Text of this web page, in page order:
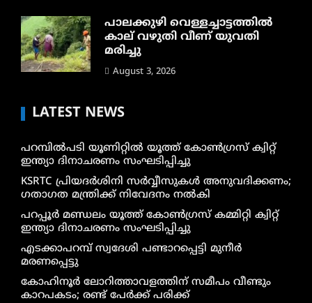
പാലക്കുഴി വെള്ളച്ചാട്ടത്തില്‍
കാല് വഴുതി വീണ് യുവതി
മരിച്ചു
August 3, 2026
LATEST NEWS
പറമ്പിൽപടി യൂണിറ്റിൽ യൂത്ത് കോൺഗ്രസ് ക്വിറ്റ്
ഇന്ത്യാ ദിനാചരണം സംഘടിപ്പിച്ചു
KSRTC പ്രിയദർശിനി സർവ്വീസുകൾ അനുവദിക്കണം;
ഗതാഗത മന്ത്രിക്ക് നിവേദനം നൽകി
പറപ്പൂർ മണ്ഡലം യൂത്ത് കോൺഗ്രസ് കമ്മിറ്റി ക്വിറ്റ്
ഇന്ത്യാ ദിനാചരണം സംഘടിപ്പിച്ചു
എടക്കാപറമ്പ് സ്വദേശി പണ്ടാറപ്പെട്ടി മുനീർ
മരണപ്പെട്ടു
കോഹിനൂർ ലോറിത്താവളത്തിന് സമീപം വീണ്ടും
കാറപകടം; രണ്ട് പേർക്ക് പരിക്ക്